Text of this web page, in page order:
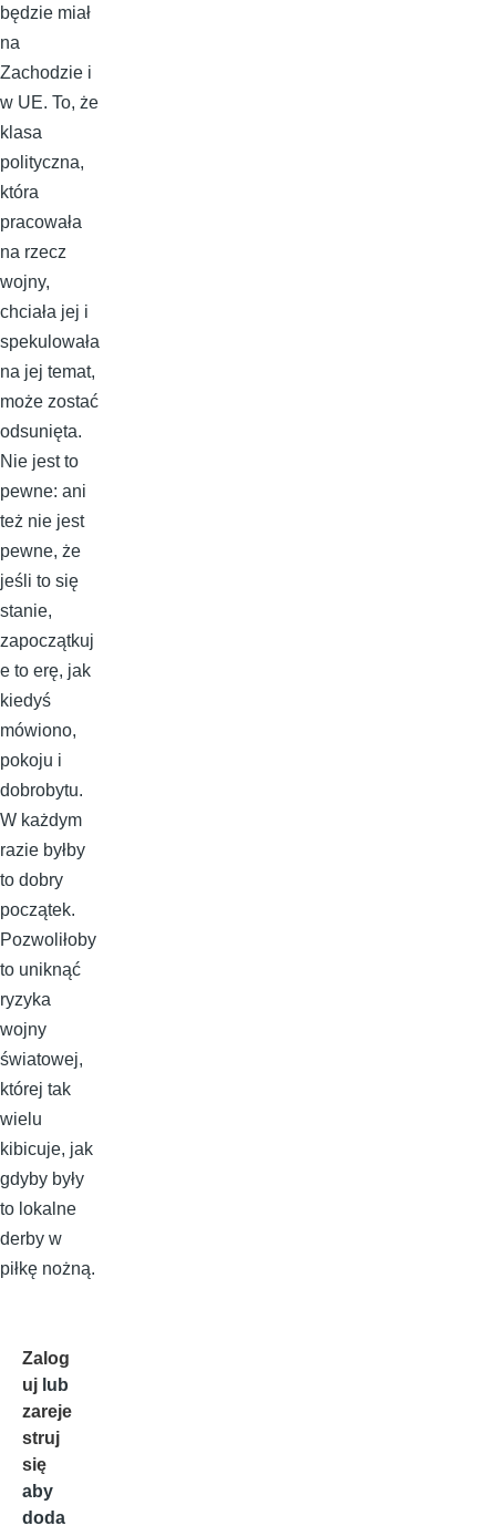
będzie miał
na
Zachodzie i
w UE. To, że
klasa
polityczna,
która
pracowała
na rzecz
wojny,
chciała jej i
spekulowała
na jej temat,
może zostać
odsunięta.
Nie jest to
pewne: ani
też nie jest
pewne, że
jeśli to się
stanie,
zapoczątkuj
e to erę, jak
kiedyś
mówiono,
pokoju i
dobrobytu.
W każdym
razie byłby
to dobry
początek.
Pozwoliłoby
to uniknąć
ryzyka
wojny
światowej,
której tak
wielu
kibicuje, jak
gdyby były
to lokalne
derby w
piłkę nożną.
Zalog
uj lub
zareje
struj
się
aby
doda